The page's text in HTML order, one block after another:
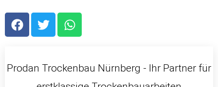
F
a
b
T
w
t
W
h
s
Prodan Trockenbau Nürnberg - Ihr Partner für